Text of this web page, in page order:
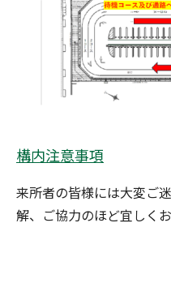
構内注意事項
来所者の皆様には大変ご
解、ご協力のほど宜しく